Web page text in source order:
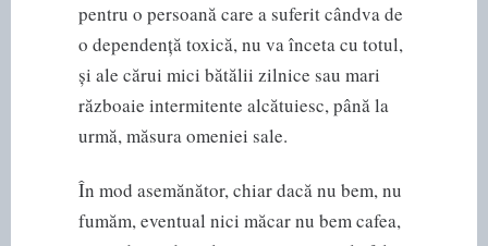
pentru o persoană care a suferit cândva de
o dependență toxică, nu va înceta cu totul,
și ale cărui mici bătălii zilnice sau mari
războaie intermitente alcătuiesc, până la
urmă, măsura omeniei sale.
În mod asemănător, chiar dacă nu bem, nu
fumăm, eventual nici măcar nu bem cafea,